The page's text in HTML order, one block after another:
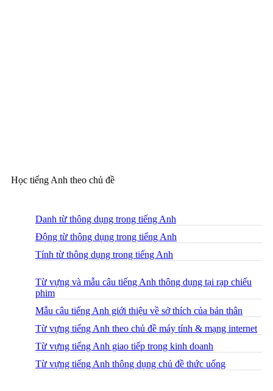
Học tiếng Anh theo chủ đề
Danh từ thông dụng trong tiếng Anh
Động từ thông dụng trong tiếng Anh
Tính từ thông dụng trong tiếng Anh
Từ vựng và mẫu câu tiếng Anh thông dụng tại rạp chiếu
phim
Mẫu câu tiếng Anh giới thiệu về sở thích của bản thân
Từ vựng tiếng Anh theo chủ đề máy tính & mạng internet
Từ vựng tiếng Anh giao tiếp trong kinh doanh
Từ vựng tiếng Anh thông dụng chủ đề thức uống